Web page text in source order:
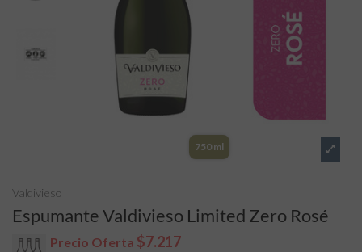
750 ml
Valdivieso
Espumante Valdivieso Limited Zero Rosé
Precio Oferta $7.217